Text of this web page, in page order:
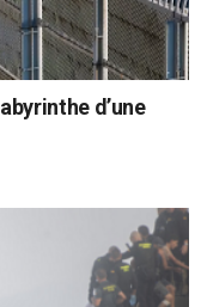
d’une